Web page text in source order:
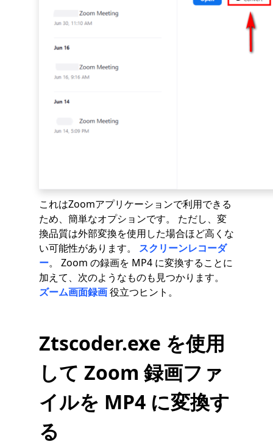
これはZoomアプリケーションで利用できる
ため、簡単なオプションです。 ただし、変
換品質は外部変換を使用した場合ほど高くな
い可能性があります。
スクリーンレコーダ
ー。 Zoom の録画を MP4 に変換することに
加えて、次のようなものも見つかります。
ズーム画面録画役立つヒント。
Ztscoder.exe を使用
して Zoom 録画ファ
イルを MP4 に変換す
る